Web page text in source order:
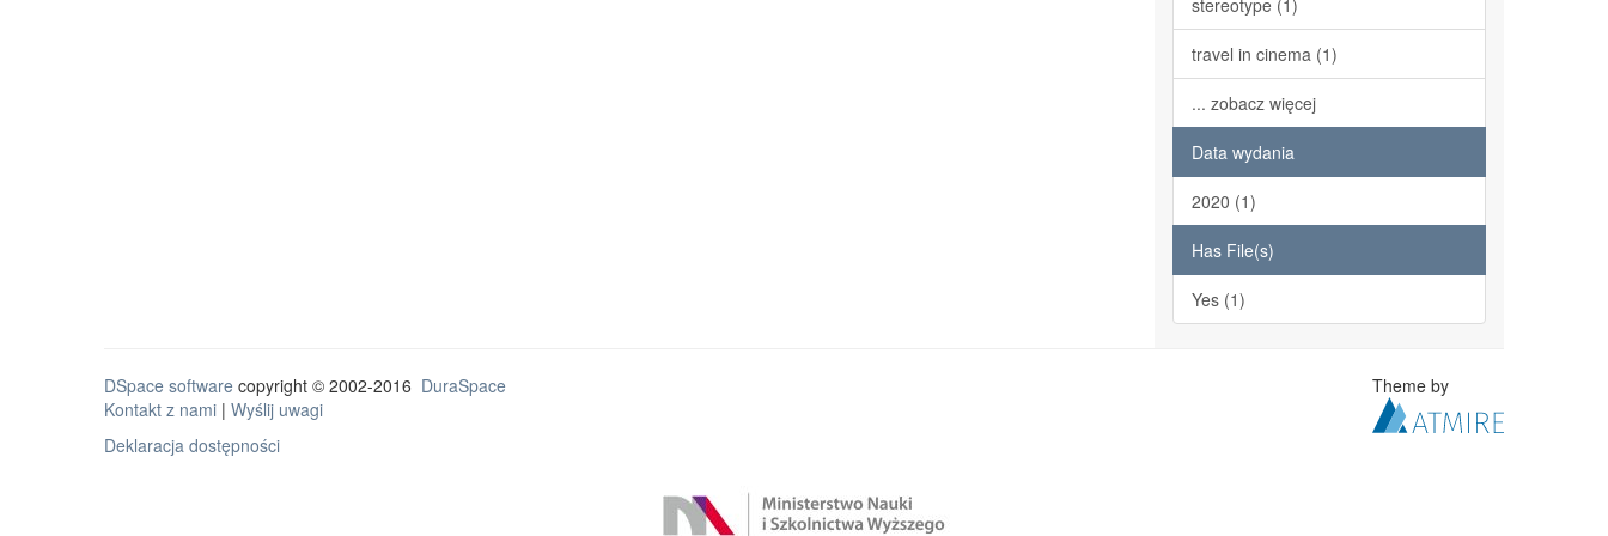
stereotype (1)
travel in cinema (1)
... zobacz więcej
Data wydania
2020 (1)
Has File(s)
Yes (1)
DSpace software copyright © 2002-2016 DuraSpace
Kontakt z nami | Wyślij uwagi
Deklaracja dostępności
Theme by